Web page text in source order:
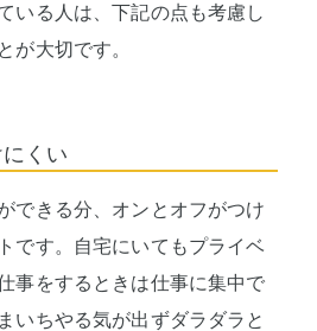
いる人は、下記の点も考慮し
が大切です。
くい
できる分、オンとオフがつけ
です。自宅にいてもプライベ
事をするときは仕事に集中で
いちやる気が出ずダラダラと